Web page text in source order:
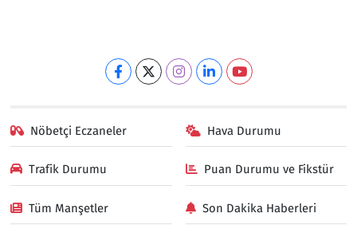
Nöbetçi Eczaneler Hava Durumu
Trafik Durumu Puan Durumu ve Fikstür
Tüm Manşetler Son Dakika Haberleri